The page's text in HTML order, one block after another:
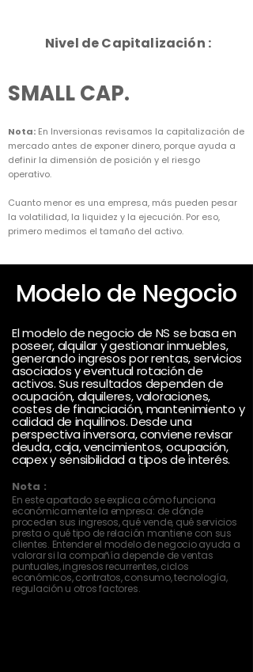
Nivel de Capitalización :
SMALL CAP.
Nota: En Inversionas revisamos la capitalización de
mercado antes de exponer dinero, porque ayuda a
definir la dimensión de posición y el riesgo
operativo.
Cuanto menor es una empresa, más pueden pesar
la volatilidad, la liquidez y la ejecución. Por eso,
primero medimos el tamaño del activo.
Modelo de Negocio
El modelo de negocio de NS se basa en
poseer, alquilar y gestionar inmuebles,
generando ingresos por rentas, servicios
asociados y eventual rotación de
activos. Sus resultados dependen de
ocupación, alquileres, valoraciones,
costes de financiación, mantenimiento y
calidad de inquilinos. Desde una
perspectiva inversora, conviene revisar
deuda, caja, vencimientos, ocupación,
capex y sensibilidad a tipos de interés.
Nota :
En este apartado se explica cómo funciona
económicamente la empresa: de dónde
proceden sus ingresos, qué vende, qué servicios
presta o qué tipo de relación mantiene con sus
clientes. Entender el modelo de negocio ayuda a
valorar si la compañía depende de ventas
puntuales, ingresos recurrentes, ciclos
económicos, contratos, consumo, tecnología,
regulación u otros factores.